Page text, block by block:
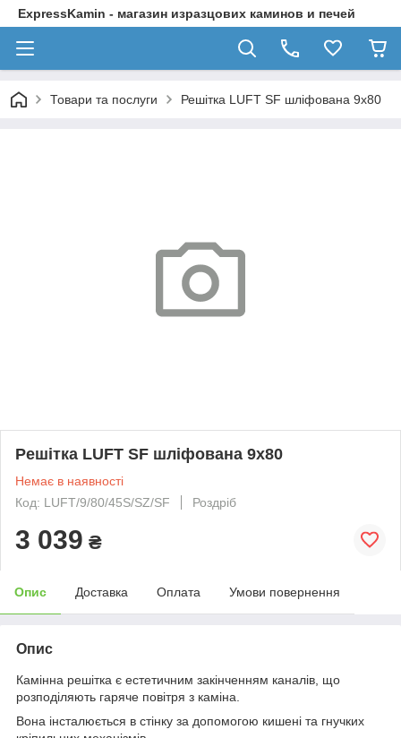
ExpressKamin - магазин изразцових каминов и печей
Товари та послуги Решітка LUFT SF шліфована 9x80
Решітка LUFT SF шліфована 9x80
Немає в наявності
Код: LUFT/9/80/45S/SZ/SF
Роздріб
3 039 ₴
Опис Доставка Оплата Умови повернення
Опис
Камінна решітка є естетичним закінченням каналів, що
розподіляють гаряче повітря з каміна.
Вона інсталюється в стінку за допомогою кишені та гнучких